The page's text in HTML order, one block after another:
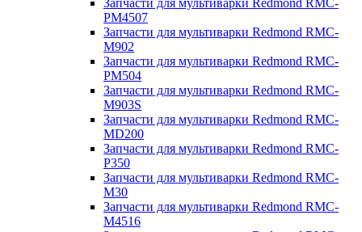
Запчасти для мультиварки Redmond RMC-
PM4507
Запчасти для мультиварки Redmond RMC-
M902
Запчасти для мультиварки Redmond RMC-
PM504
Запчасти для мультиварки Redmond RMC-
M903S
Запчасти для мультиварки Redmond RMC-
MD200
Запчасти для мультиварки Redmond RMC-
P350
Запчасти для мультиварки Redmond RMC-
M30
Запчасти для мультиварки Redmond RMC-
M4516